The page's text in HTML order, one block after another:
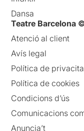
Dansa
Teatre Barcelona
Atenció al client
Avís legal
Política de
Política de cookies
Condicions d’ús
Comunicacions
Anuncia’t